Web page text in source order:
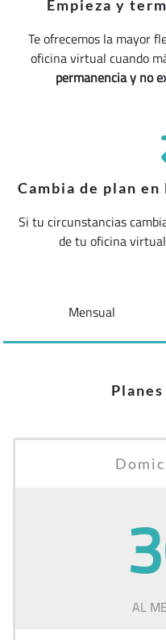
Empieza y
Te ofrecemos la mayor
oficina virtual cuando
permanencia y no
Cambia de plan
Si tu circunstancias
de tu oficina
Mensual
Planes
AL